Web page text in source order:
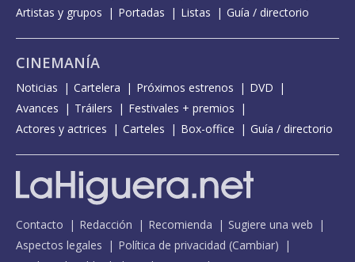
Artistas y grupos
Portadas Listas Guía / directorio
CINEMANÍA
Noticias Cartelera Próximos estrenos
DVD
Avances
Tráilers
Festivales + premios
Actores y actrices
Carteles Box-office Guía / directorio
Contacto Redacción Recomienda
Sugiere una web
Aspectos legales
Política de privacidad (Cambiar)